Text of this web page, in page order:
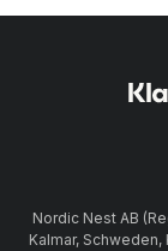
Nordic Nest AB
Kalmar,